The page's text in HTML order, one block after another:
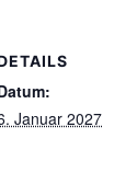
Januar 2027